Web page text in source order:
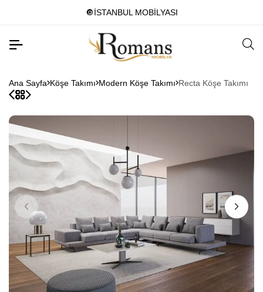
🔘İSTANBUL MOBİLYASI
Ana Sayfa Köşe Takımı Modern Köşe Takımı Recta Köşe Takımı